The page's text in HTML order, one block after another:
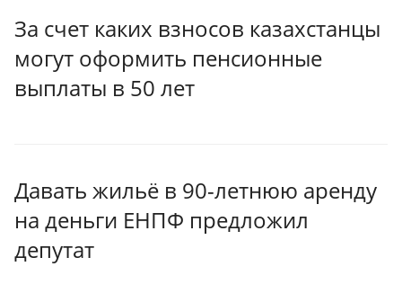
За счет каких взносов казахстанцы
могут оформить пенсионные
выплаты в 50 лет
Давать жильё в 90-летнюю аренду
на деньги ЕНПФ предложил
депутат